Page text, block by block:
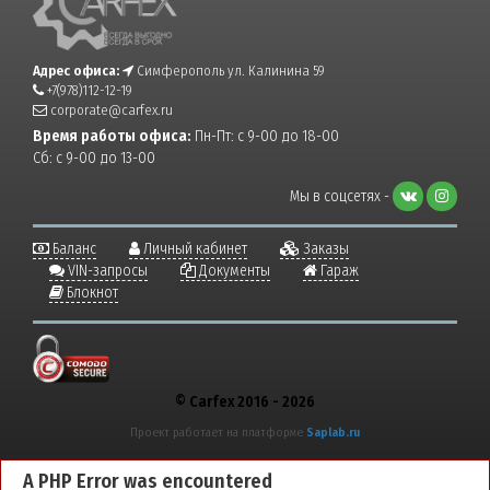
Адрес офиса:
Симферополь ул. Калинина 59
+7(978)112-12-19
corporate@carfex.ru
Время работы офиса: Пн-Пт: с 9-00 до 18-00
Сб: с 9-00 до 13-00
Мы в соцсетях -
Баланс Личный кабинет
Заказы
VIN-запросы
Документы
Гараж
Блокнот
© Carfex 2016 - 2026
Проект работает на платформе Saplab.ru
A PHP Error was encountered